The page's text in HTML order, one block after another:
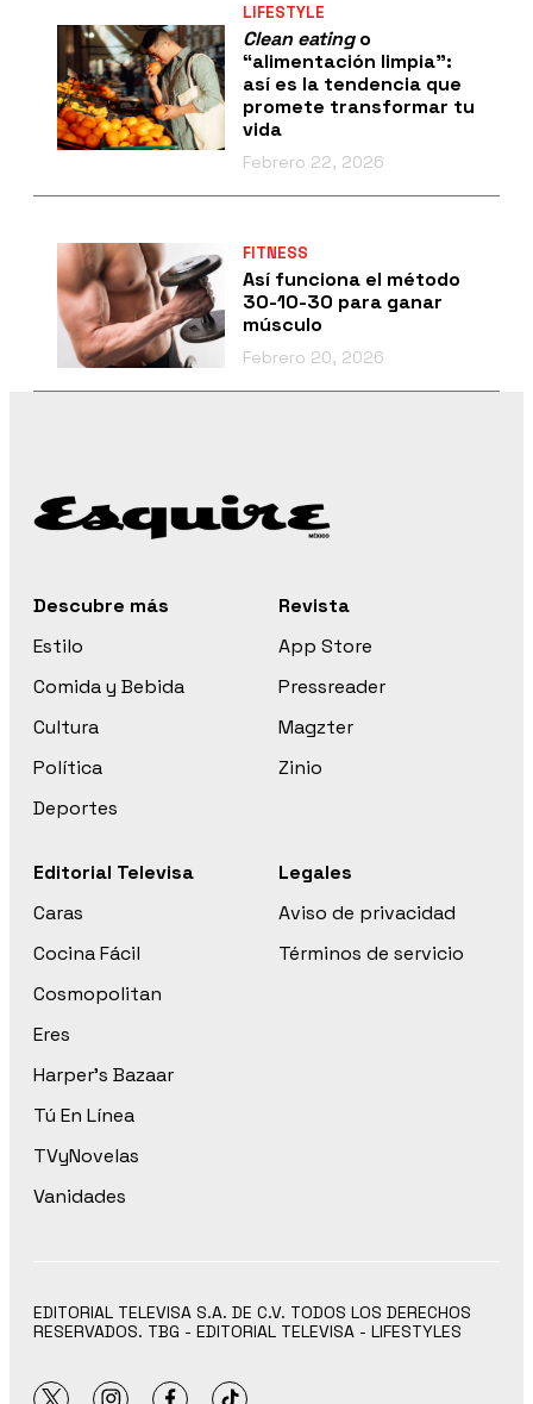
LIFESTYLE
Clean eatingo
“alimentación limpia":
así es la tendencia que
promete transformar tu
vida
Febrero 22, 2026
FITNESS
Así funciona el método
30-10-30 para ganar
músculo
Febrero 20, 2026
Descubre más
Estilo
Comida y Bebida
Cultura
Política
Deportes
Revista
App Store
Pressreader
Magzter
Zinio
Editorial Televisa
Caras
Cocina Fácil
Cosmopolitan
Eres
Harper’s Bazaar
Tú En Línea
TVyNovelas
Vanidades
Legales
Aviso de privacidad
Términos de servicio
EDITORIAL TELEVISA S.A. DE C.V. TODOS LOS DERECHOS
RESERVADOS. TBG - EDITORIAL TELEVISA - LIFESTYLES